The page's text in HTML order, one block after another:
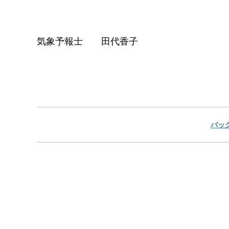
気象予報士 田代香子
バッ